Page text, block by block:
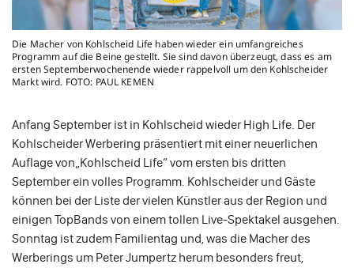
Die Macher von Kohlscheid Life haben wieder ein umfangreiches
Programm auf die Beine gestellt. Sie sind davon überzeugt, dass es am
ersten Septemberwochenende wieder rappelvoll um den Kohlscheider
Markt wird. FOTO: PAUL KEMEN
Anfang September ist in Kohlscheid wieder High Life. Der
Kohlscheider Werbering präsentiert mit einer neuerlichen
Auflage von„Kohlscheid Life“ vom ersten bis dritten
September ein volles Programm. Kohlscheider und Gäste
können bei der Liste der vielen Künstler aus der Region und
einigen TopBands von einem tollen Live-Spektakel ausgehen.
Sonntag ist zudem Familientag und, was die Macher des
Werberings um Peter Jumpertz herum besonders freut,